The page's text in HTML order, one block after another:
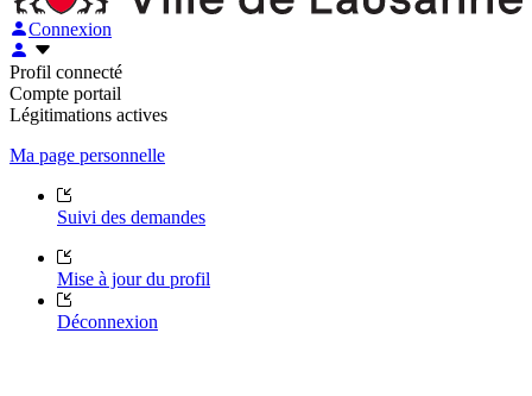
Connexion
Profil connecté
Compte portail
Légitimations actives
Ma page personnelle
Suivi des demandes
Mise à jour du profil
Déconnexion